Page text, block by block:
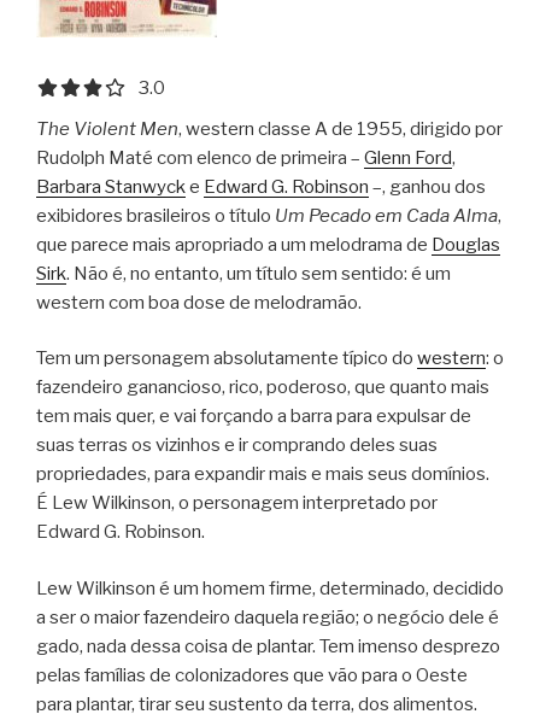
3.0 out of 5.0 stars
3.0
The Violent Men, western classe A de 1955, dirigido por
Rudolph Maté com elenco de primeira – Glenn Ford,
Barbara Stanwycke Edward G. Robinson –, ganhou dos
exibidores brasileiros o título Um Pecado em Cada Alma,
que parece mais apropriado a um melodrama de Douglas
Sirk. Não é, no entanto, um título sem sentido: é um
western com boa dose de melodramão.
Tem um personagem absolutamente típico do western: o
fazendeiro ganancioso, rico, poderoso, que quanto mais
tem mais quer, e vai forçando a barra para expulsar de
suas terras os vizinhos e ir comprando deles suas
propriedades, para expandir mais e mais seus domínios.
É Lew Wilkinson, o personagem interpretado por
Edward G. Robinson.
Lew Wilkinson é um homem firme, determinado, decidido
a ser o maior fazendeiro daquela região; o negócio dele é
gado, nada dessa coisa de plantar. Tem imenso desprezo
pelas famílias de colonizadores que vão para o Oeste
para plantar, tirar seu sustento da terra, dos alimentos.